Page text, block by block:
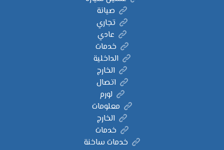
صيانة
تجاري
عادي
خدمات
الداخلية
الخارج
اتصال
لورم
معلومات
الخارج
خدمات
خدمات ساخنة